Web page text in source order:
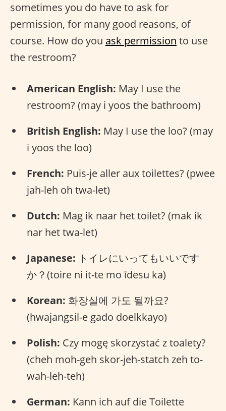
sometimes you do have to ask for
permission, for many good reasons, of
course. How do you ask permission to use
the restroom?
American English: May I use the
restroom? (may i yoos the bathroom)
British English: May I use the loo? (may
i yoos the loo)
French: Puis-je aller aux toilettes? (pwee
jah-leh oh twa-let)
Dutch: Mag ik naar het toilet? (mak ik
nar het twa-let)
Japanese: トイレにいってもいいです
か？(toire ni it-te mo īdesu ka)
Korean: 화장실에 가도 될까요?
(hwajangsil-e gado doelkkayo)
Polish: Czy mogę skorzystać z toalety?
(cheh moh-geh skor-jeh-statch zeh to-
wah-leh-teh)
German: Kann ich auf die Toilette